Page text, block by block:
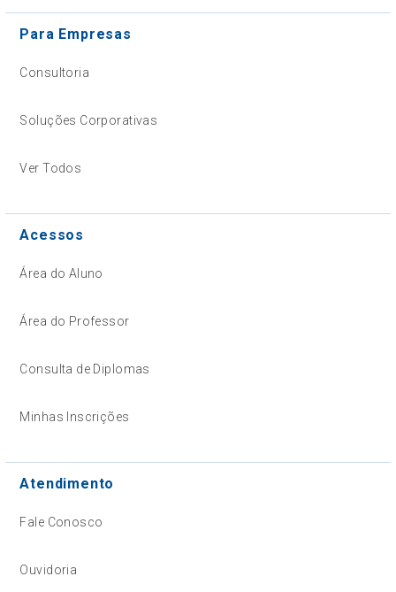
Para Empresas
Consultoria
Soluções Corporativas
Ver Todos
Acessos
Área do Aluno
Área do Professor
Consulta de Diplomas
Minhas Inscrições
Atendimento
Fale Conosco
Ouvidoria